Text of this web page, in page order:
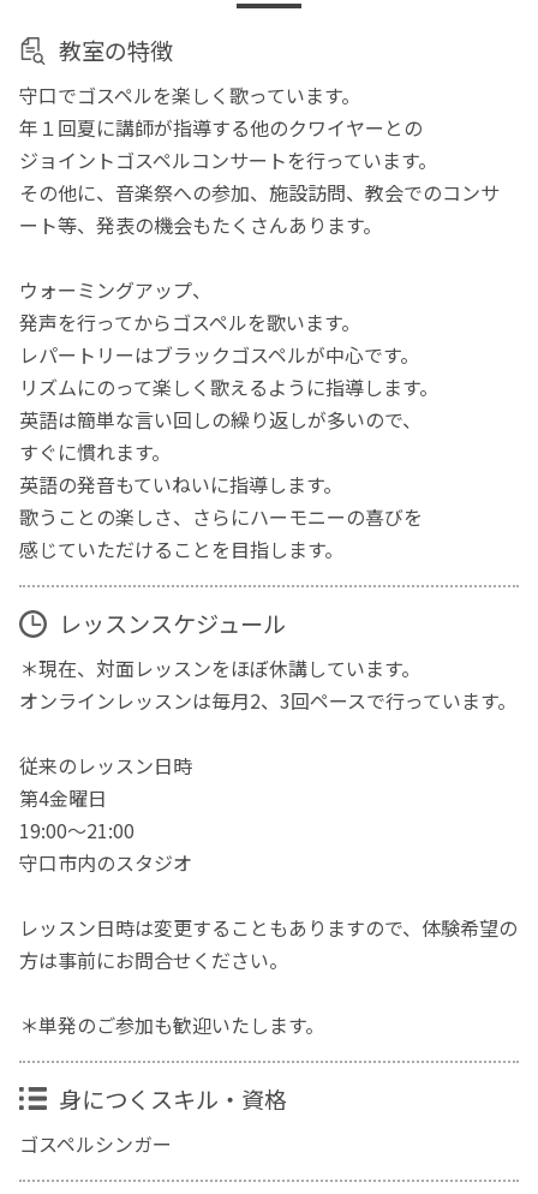
教室の特徴
守口でゴスペルを楽しく歌っています。
年１回夏に講師が指導する他のクワイヤーとの
ジョイントゴスペルコンサートを行っています。
その他に、音楽祭への参加、施設訪問、教会でのコンサ
ート等、発表の機会もたくさんあります。
ウォーミングアップ、
発声を行ってからゴスペルを歌います。
レパートリーはブラックゴスペルが中心です。
リズムにのって楽しく歌えるように指導します。
英語は簡単な言い回しの繰り返しが多いので、
すぐに慣れます。
英語の発音もていねいに指導します。
歌うことの楽しさ、さらにハーモニーの喜びを
感じていただけることを目指します。
レッスンスケジュール
＊現在、対面レッスンをほぼ休講しています。
オンラインレッスンは毎月2、3回ペースで行っています。
従来のレッスン日時
第4金曜日
19:00〜21:00
守口市内のスタジオ
レッスン日時は変更することもありますので、体験希望の
方は事前にお問合せください。
＊単発のご参加も歓迎いたします。
身につくスキル・資格
ゴスペルシンガー